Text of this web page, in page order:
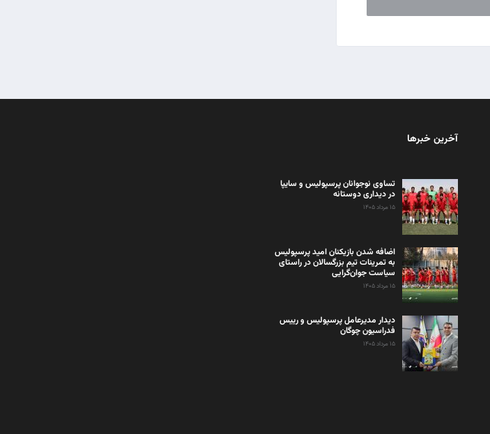
آخرین خبرها
تساوی نوجوانان پرسپولیس و سایپا
در دیداری دوستانه
۱۵ مرداد ۱۴۰۵
اضافه شدن بازیکنان امید پرسپولیس
به تمرینات تیم بزرگسالان در راستای
سیاست جوان‌گرایی
۱۵ مرداد ۱۴۰۵
دیدار مدیرعامل پرسپولیس و رییس
فدراسیون چوگان
۱۵ مرداد ۱۴۰۵